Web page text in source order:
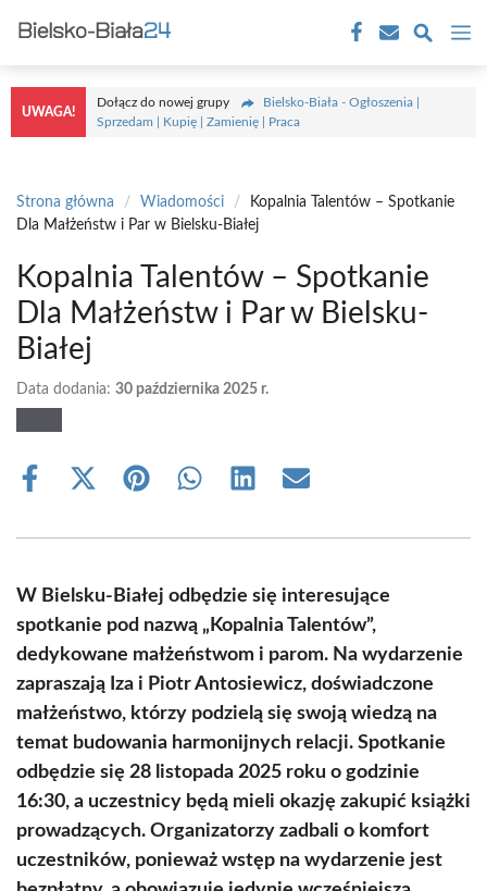
treści
UWAGA!
Dołącz do nowej grupy
Bielsko-Biała - Ogłoszenia |
Sprzedam | Kupię | Zamienię | Praca
Strona główna / Wiadomości /
Kopalnia Talentów – Spotkanie
Dla Małżeństw i Par w Bielsku-Białej
Kopalnia Talentów – Spotkanie
Dla Małżeństw i Par w Bielsku-
Białej
Data dodania: 30 października 2025 r.
Share
Share
(Twitter)
Share Share Share Share
W Bielsku-Białej odbędzie się interesujące
spotkanie pod nazwą „Kopalnia Talentów”,
dedykowane małżeństwom i parom. Na wydarzenie
zapraszają Iza i Piotr Antosiewicz, doświadczone
małżeństwo, którzy podzielą się swoją wiedzą na
temat budowania harmonijnych relacji. Spotkanie
odbędzie się 28 listopada 2025 roku o godzinie
16:30, a uczestnicy będą mieli okazję zakupić książki
prowadzących. Organizatorzy zadbali o komfort
uczestników, ponieważ wstęp na wydarzenie jest